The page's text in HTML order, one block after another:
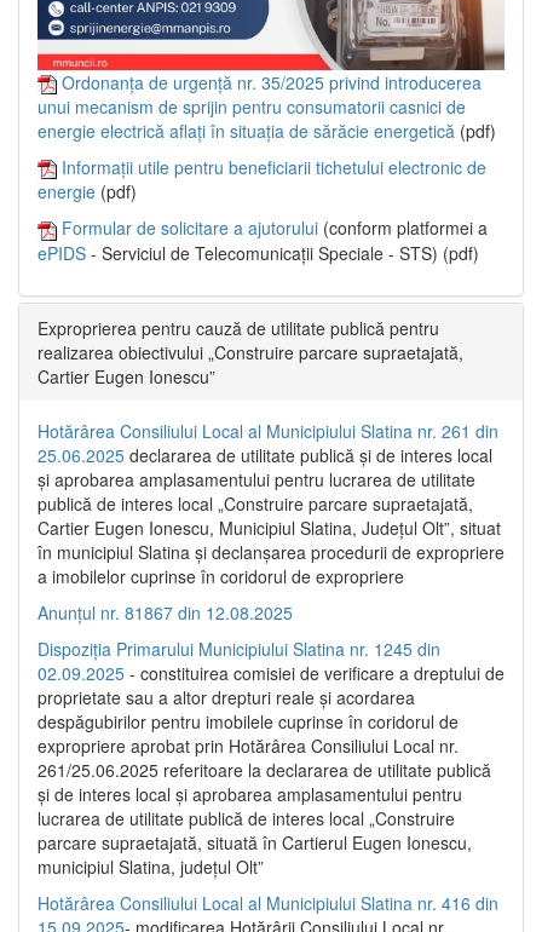
Ordonanța de urgență nr. 35/2025 privind introducerea
unui mecanism de sprijin pentru consumatorii casnici de
energie electrică aflați în situația de sărăcie energetică (pdf)
Informații utile pentru beneficiarii tichetului electronic de
energie (pdf)
Formular de solicitare a ajutorului (conform platformei a
ePIDS - Serviciul de Telecomunicații Speciale - STS) (pdf)
Exproprierea pentru cauză de utilitate publică pentru
realizarea obiectivului „Construire parcare supraetajată,
Cartier Eugen Ionescu”
Hotărârea Consiliului Local al Municipiului Slatina nr. 261 din
25.06.2025 declararea de utilitate publică și de interes local
și aprobarea amplasamentului pentru lucrarea de utilitate
publică de interes local „Construire parcare supraetajată,
Cartier Eugen Ionescu, Municipiul Slatina, Județul Olt”, situat
în municipiul Slatina și declanșarea procedurii de expropriere
a imobilelor cuprinse în coridorul de expropriere
Anunțul nr. 81867 din 12.08.2025
Dispoziția Primarului Municipiului Slatina nr. 1245 din
02.09.2025 - constituirea comisiei de verificare a dreptului de
proprietate sau a altor drepturi reale și acordarea
despăgubirilor pentru imobilele cuprinse în coridorul de
expropriere aprobat prin Hotărârea Consiliului Local nr.
261/25.06.2025 referitoare la declararea de utilitate publică
și de interes local și aprobarea amplasamentului pentru
lucrarea de utilitate publică de interes local „Construire
parcare supraetajată, situată în Cartierul Eugen Ionescu,
municipiul Slatina, județul Olt”
Hotărârea Consiliului Local al Municipiului Slatina nr. 416 din
15.09.2025- modificarea Hotărârii Consiliului Local nr.